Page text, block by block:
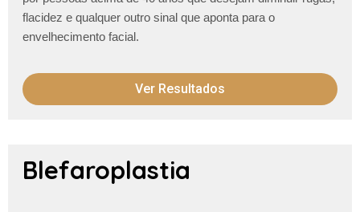
flacidez e qualquer outro sinal que aponta para o
envelhecimento facial.
Ver Resultados
Blefaroplastia